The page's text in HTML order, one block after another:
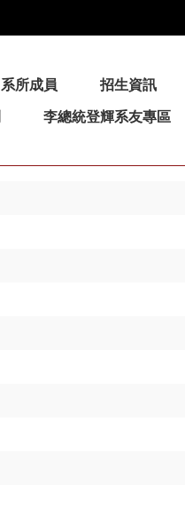
系所成員 招生資訊
李總統登輝系友專區